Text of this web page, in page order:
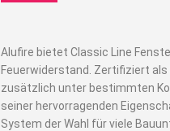
Alufire bietet Classic Line
Feuerwiderstand. Zertifiziert als
zusätzlich unter bestimmten
seiner hervorragenden
System der Wahl für viele